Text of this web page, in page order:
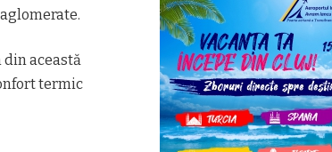
această
termic